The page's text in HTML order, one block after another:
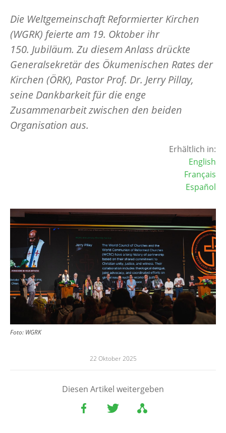
Die Weltgemeinschaft Reformierter Kirchen
(WGRK) feierte am 19. Oktober ihr
150. Jubiläum. Zu diesem Anlass drückte
Generalsekretär des Ökumenischen Rates der
Kirchen (ÖRK), Pastor Prof. Dr. Jerry Pillay,
seine Dankbarkeit für die enge
Zusammenarbeit zwischen den beiden
Organisation aus.
Erhältlich in:
English
Français
Español
Image
Foto: WGRK
22 Oktober 2025
Diesen Artikel weitergeben